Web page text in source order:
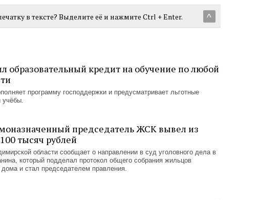
^
в тексте? Выделите её и нажмите Ctrl + Enter.
образовательный кредит на обучение по любой
программу господдержки и предусматривает льготные
председатель ЖСК вывел из
тысяч рублей
области сообщает о направлении в суд уголовного дела в
который подделал протокол общего собрания жильцов
дома и стал председателем правления.